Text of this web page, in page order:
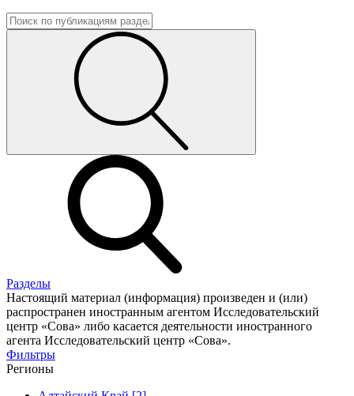
Разделы
Настоящий материал (информация) произведен и (или)
распространен иностранным агентом Исследовательский
центр «Сова» либо касается деятельности иностранного
агента Исследовательский центр «Сова».
Фильтры
Регионы